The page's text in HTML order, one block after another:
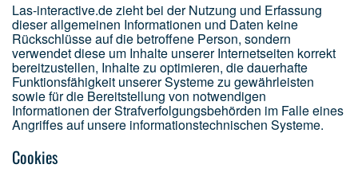
Las-interactive.de zieht bei der Nutzung und Erfassung
dieser allgemeinen Informationen und Daten keine
Rückschlüsse auf die betroffene Person, sondern
verwendet diese um Inhalte unserer Internetseiten korrekt
bereitzustellen, Inhalte zu optimieren, die dauerhafte
Funktionsfähigkeit unserer Systeme zu gewährleisten
sowie für die Bereitstellung von notwendigen
Informationen der Strafverfolgungsbehörden im Falle eines
Angriffes auf unsere informationstechnischen Systeme.
Cookies